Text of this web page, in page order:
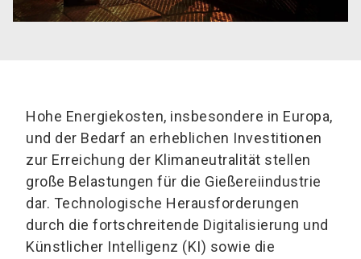
Hohe Energiekosten, insbesondere in Europa,
und der Bedarf an erheblichen Investitionen
zur Erreichung der Klimaneutralität stellen
große Belastungen für die Gießereiindustrie
dar. Technologische Herausforderungen
durch die fortschreitende Digitalisierung und
Künstlicher Intelligenz (KI) sowie die